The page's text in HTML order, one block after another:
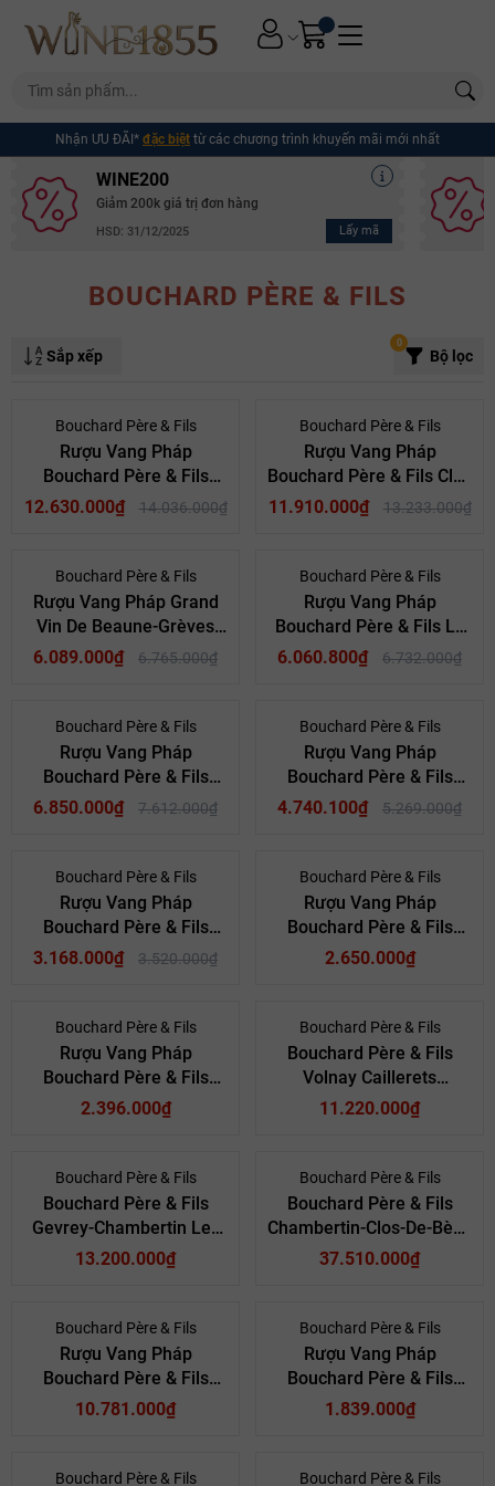
Nhận ƯU ĐÃI* đặc biệt từ các chương trình khuyến mãi mới nhất
WINE200
Giảm 200k giá trị đơn hàng
HSD: 31/12/2025 Lấy mã
Ngày hết hạn:
Điều kiện:
BOUCHARD PÈRE & FILS
Sắp xếp Bộ lọc
0
- 10%
Bouchard Père & Fils
Rượu Vang Pháp
Bouchard Père & Fils
Echézeaux Grand Cru
12.630.000₫ 14.036.000₫
- 10%
Bouchard Père & Fils
Rượu Vang Pháp
Bouchard Père & Fils Clos
Vougeot Grand Cru
11.910.000₫ 13.233.000₫
- 10%
Bouchard Père & Fils
Rượu Vang Pháp Grand
Vin De Beaune-Grèves
Premier Cru Vigne De
6.089.000₫ 6.765.000₫
- 10%
Bouchard Père & Fils
Rượu Vang Pháp
Bouchard Père & Fils Le
Corton Grand Cru
6.060.800₫ 6.732.000₫
- 10%
Bouchard Père & Fils
Rượu Vang Pháp
Bouchard Père & Fils
Vosne-Romanée Premier
6.850.000₫ 7.612.000₫
- 10%
Bouchard Père & Fils
Rượu Vang Pháp
Bouchard Père & Fils
Nuits-Saint-Georges Les
4.740.100₫ 5.269.000₫
- 10%
Bouchard Père & Fils
Rượu Vang Pháp
Bouchard Père & Fils
Beaune Clos De La
3.168.000₫ 3.520.000₫
Bouchard Père & Fils
Rượu Vang Pháp
Bouchard Père & Fils
Pommard
2.650.000₫
Bouchard Père & Fils
Rượu Vang Pháp
Bouchard Père & Fils
Savigny-Lès-Beaune Les
2.396.000₫
Bouchard Père & Fils
Bouchard Père & Fils
Volnay Caillerets
Ancienne Cuvée Carnot
11.220.000₫
Bouchard Père & Fils
Bouchard Père & Fils
Gevrey-Chambertin Les
Cazetiers Premier Cru
13.200.000₫
Bouchard Père & Fils
Bouchard Père & Fils
Chambertin-Clos-De-Bèze
Grand Cru 2003
37.510.000₫
Bouchard Père & Fils
Rượu Vang Pháp
Bouchard Père & Fils
Corton-Charlemagne
10.781.000₫
Bouchard Père & Fils
Rượu Vang Pháp
Bouchard Père & Fils
Montagny Premier Cru
1.839.000₫
Bouchard Père & Fils Bouchard Père & Fils